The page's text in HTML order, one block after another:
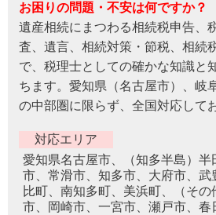
お困りの問題・不安は何ですか？
遺産相続にまつわる相続税申告、
査、遺言、相続対策・節税、相続
で、税理士としての確かな知識と
ちます。愛知県（名古屋市）、岐
の中部圏に限らず、全国対応して
対応エリア
愛知県名古屋市、（知多半島）半
市、常滑市、知多市、大府市、武
比町、南知多町、美浜町、（その
市、岡崎市、一宮市、瀬戸市、春